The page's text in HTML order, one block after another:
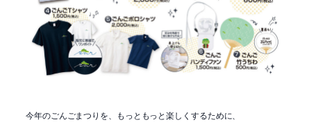
今年のごんごまつりを、もっともっと楽しくするために、